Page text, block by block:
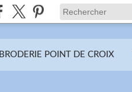
BRODERIE POINT DE CROIX